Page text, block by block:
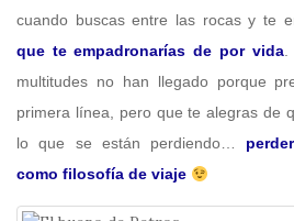
cuando buscas entre las rocas y te
que te empadronarías de por vida.
multitudes no han llegado porque
primera línea, pero que te alegras de
lo que se están perdiendo…
como filosofía de viaje